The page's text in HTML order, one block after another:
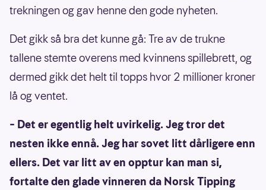
trekningen og gav henne den gode nyheten.
Det gikk så bra det kunne gå: Tre av de trukne
tallene stemte overens med kvinnens spillebrett, og
dermed gikk det helt til topps hvor 2 millioner kroner
lå og ventet.
– Det er egentlig helt uvirkelig. Jeg tror det
nesten ikke ennå. Jeg har sovet litt dårligere enn
ellers. Det var litt av en opptur kan man si,
fortalte den glade vinneren da Norsk Tipping